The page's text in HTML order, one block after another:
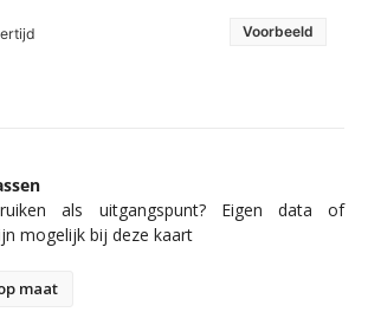
Voorbeeld
als uitgangspunt? Eigen data of
mogelijk bij deze kaart
maat